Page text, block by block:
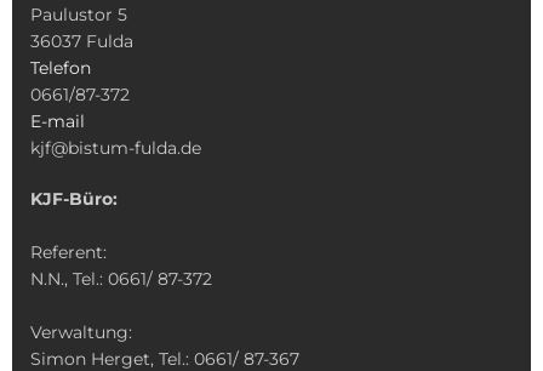
Paulustor 5
36037 Fulda
Telefon
0661/87-372
E-mail
kjf@bistum-fulda.de
KJF-Büro:
Referent:
N.N., Tel.: 0661/ 87-372
Verwaltung:
Simon Herget, Tel.: 0661/ 87-367